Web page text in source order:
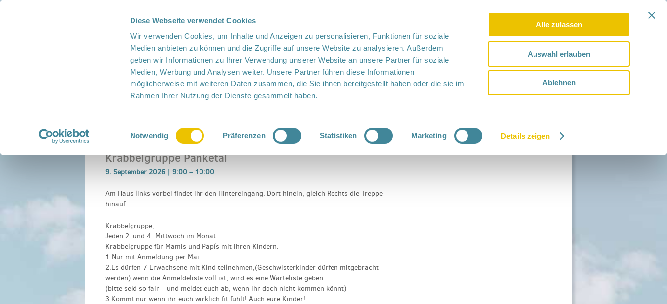
Diese Webseite verwendet Cookies
Wir verwenden Cookies, um Inhalte und Anzeigen zu personalisieren, Funktionen für soziale
Medien anbieten zu können und die Zugriffe auf unsere Website zu analysieren. Außerdem
geben wir Informationen zu Ihrer Verwendung unserer Website an unsere Partner für soziale
Medien, Werbung und Analysen weiter. Unsere Partner führen diese Informationen
möglicherweise mit weiteren Daten zusammen, die Sie ihnen bereitgestellt haben oder die sie im
Rahmen Ihrer Nutzung der Dienste gesammelt haben.
Einwilligungsauswahl
Notwendig Präferenzen Statistiken Marketing Details zeigen
Alle zulassen
Auswahl erlauben
Ablehnen
Intern Netzwerk-Kompass Leichte Sprache
Termine
Krabbelgruppe Panketal
Krabbelgruppe Panketal
9. September 2026 | 9:00 – 10:00
Am Haus links vorbei findet ihr den Hintereingang. Dort hinein, gleich Rechts die Treppe
hinauf.
Krabbelgruppe,
Jeden 2. und 4. Mittwoch im Monat
Krabbelgruppe für Mamis und Papís mit ihren Kindern.
1.Nur mit Anmeldung per Mail.
2.Es dürfen 7 Erwachsene mit Kind teilnehmen,(Geschwisterkinder dürfen mitgebracht
werden) wenn die Anmeldeliste voll ist, wird es eine Warteliste geben
(bitte seid so fair – und meldet euch ab, wenn ihr doch nicht kommen könnt)
3.Kommt nur wenn ihr euch wirklich fit fühlt! Auch eure Kinder!